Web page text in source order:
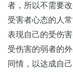
者，所以不需要改
受害者心态的人
表现自己的受伤
受伤害的弱者的
同情，以达成自己